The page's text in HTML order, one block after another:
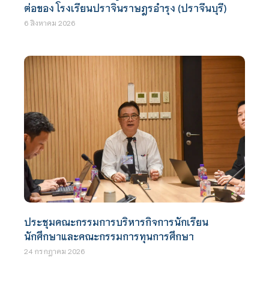
ต่อของ โรงเรียนปราจินราษฎรอำรุง (ปราจีนบุรี)
6 สิงหาคม 2026
ประชุมคณะกรรมการบริหารกิจการนักเรียน
นักศึกษาและคณะกรรมการทุนการศึกษา
24 กรกฎาคม 2026